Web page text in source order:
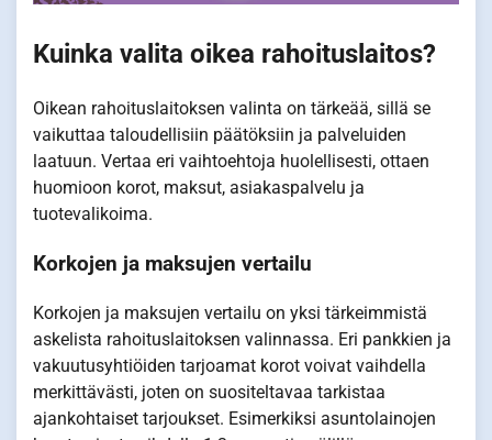
Kuinka valita oikea rahoituslaitos?
Oikean rahoituslaitoksen valinta on tärkeää, sillä se
vaikuttaa taloudellisiin päätöksiin ja palveluiden
laatuun. Vertaa eri vaihtoehtoja huolellisesti, ottaen
huomioon korot, maksut, asiakaspalvelu ja
tuotevalikoima.
Korkojen ja maksujen vertailu
Korkojen ja maksujen vertailu on yksi tärkeimmistä
askelista rahoituslaitoksen valinnassa. Eri pankkien ja
vakuutusyhtiöiden tarjoamat korot voivat vaihdella
merkittävästi, joten on suositeltavaa tarkistaa
ajankohtaiset tarjoukset. Esimerkiksi asuntolainojen